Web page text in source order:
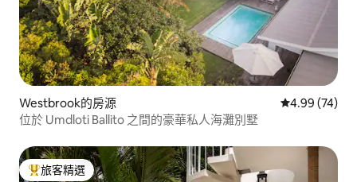
Westbrook的房源 從 74 則評價
4.99 (74)
位於 Umdloti Ballito 之間的豪華私人海灘別墅
旅客精選榜首
旅客精選